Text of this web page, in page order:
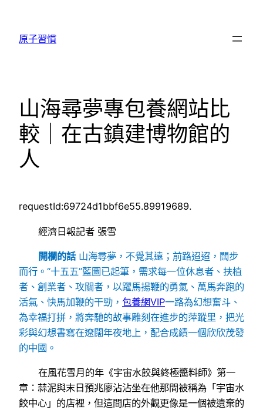
原子習慣
山海尋夢專包養網站比
較｜在古鎮建博物館的
人
requestId:69724d1bbf6e55.89919689.
經濟日報記者 張雪
開欄的話山海尋夢，不覺其遠；前路迢迢，闊步
而行。“十五五”藍圖已起筆，需求每一位休息者、扶植
者、創業者、攻關者，以躍馬揚鞭的勇氣、萬馬奔跑的
活氣、快馬加鞭的干勁， 包養網VIP一路為幻想奮斗、
為幸福打拼，將奔馳的故事雕刻在進步的萍蹤里，把光
彩與幻想書寫在遼闊年夜地上，配合成績一個欣欣茂發
的中國。
在風花雪月的年《宇宙水餃與終極醬料師》第一
章：蒜泥與末日預兆廖沾沾坐在他那間被稱為「宇宙水
餃中心」的店裡，但這間店的外觀更像是一個被遺棄的